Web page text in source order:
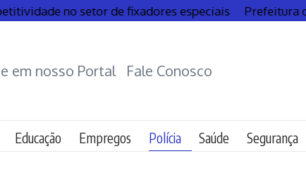
no setor de fixadores especiais Prefeitura de
em nosso Portal Fale Conosco
Educação Empregos Polícia Saúde Segurança